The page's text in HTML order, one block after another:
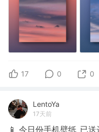
17 0 0
LentoYa
17天前
📱 今日份手机壁纸_已送